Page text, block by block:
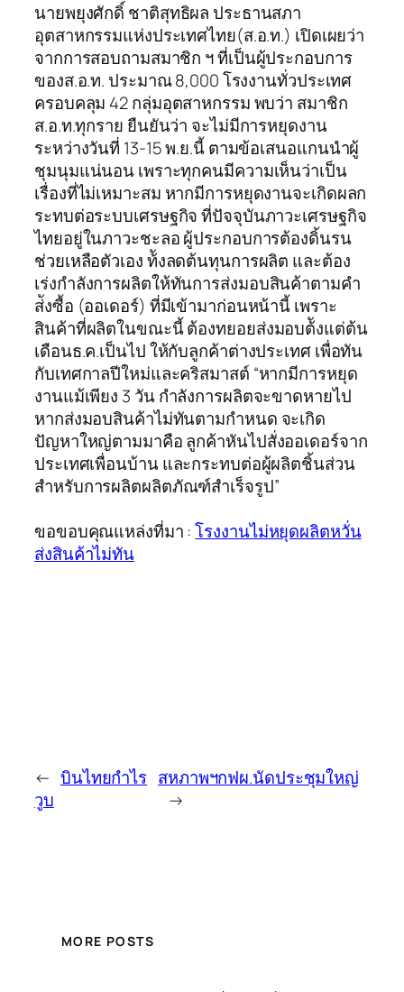
นายพยุงศักดิ์ ชาติสุทธิผล ประธานสภา
อุตสาหกรรมแห่งประเทศไทย(ส.อ.ท.) เปิดเผยว่า
จากการสอบถามสมาชิก ฯ ที่เป็นผู้ประกอบการ
ของส.อ.ท. ประมาณ 8,000 โรงงานทั่วประเทศ
ครอบคลุม 42 กลุ่มอุตสาหกรรม พบว่า สมาชิก
ส.อ.ท.ทุกราย ยืนยันว่า จะไม่มีการหยุดงาน
ระหว่างวันที่ 13-15 พ.ย.นี้ ตามข้อเสนอแกนนำผู้
ชุมนุมแน่นอน เพราะทุกคนมีความเห็นว่าเป็น
เรื่องที่ไม่เหมาะสม หากมีการหยุดงานจะเกิดผลก
ระทบต่อระบบเศรษฐกิจ ที่ปัจจุบันภาวะเศรษฐกิจ
ไทยอยู่ในภาวะชะลอ ผู้ประกอบการต้องดิ้นรน
ช่วยเหลือตัวเอง ท้ังลดต้นทุนการผลิต และต้อง
เร่งกำลังการผลิตให้ทันการส่งมอบสินค้าตามคำ
ส่ังซื้อ (ออเดอร์) ที่มีเข้ามาก่อนหน้านี้ เพราะ
สินค้าที่ผลิตในขณะนี้ ต้องทยอยส่งมอบต้ังแต่ต้น
เดือนธ.ค.เป็นไป ให้กับลูกค้าต่างประเทศ เพื่อทัน
กับเทศกาลปีใหม่และคริสมาสต์ “หากมีการหยุด
งานแม้เพียง 3 วัน กำลังการผลิตจะขาดหายไป
หากส่งมอบสินค้าไม่ทันตามกำหนด จะเกิด
ปัญหาใหญ่ตามมาคือ ลูกค้าหันไปสั่งออเดอร์จาก
ประเทศเพื่อนบ้าน และกระทบต่อผู้ผลิตชิ้นส่วน
สำหรับการผลิตผลิตภัณฑ์สำเร็จรูป”
ขอขอบคุณแหล่งที่มา :โรงงานไม่หยุดผลิตหวั่น
ส่งสินค้าไม่ทัน
← บินไทยกำไร
วูบ
สหภาพฯกฟผ.นัดประชุมใหญ่
→
MORE POSTS